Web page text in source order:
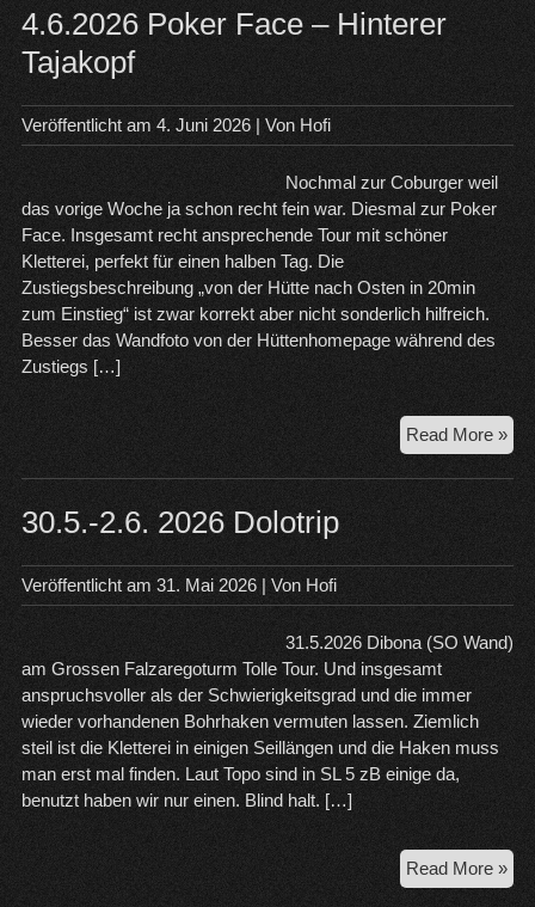
4.6.2026 Poker Face – Hinterer
Tajakopf
Veröffentlicht am 4. Juni 2026| Von Hofi
Nochmal zur Coburger weil
das vorige Woche ja schon recht fein war. Diesmal zur Poker
Face. Insgesamt recht ansprechende Tour mit schöner
Kletterei, perfekt für einen halben Tag. Die
Zustiegsbeschreibung „von der Hütte nach Osten in 20min
zum Einstieg“ ist zwar korrekt aber nicht sonderlich hilfreich.
Besser das Wandfoto von der Hüttenhomepage während des
Zustiegs […]
Read More »
–
30.5.-2.6. 2026 Dolotrip
Veröffentlicht am 31. Mai 2026| Von Hofi
31.5.2026 Dibona (SO Wand)
am Grossen Falzaregoturm Tolle Tour. Und insgesamt
anspruchsvoller als der Schwierigkeitsgrad und die immer
wieder vorhandenen Bohrhaken vermuten lassen. Ziemlich
steil ist die Kletterei in einigen Seillängen und die Haken muss
man erst mal finden. Laut Topo sind in SL 5 zB einige da,
benutzt haben wir nur einen. Blind halt. […]
Read More »